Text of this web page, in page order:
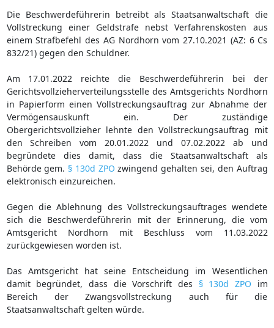
Die Beschwerdeführerin betreibt als Staatsanwaltschaft die
Vollstreckung einer Geldstrafe nebst Verfahrenskosten aus
einem Strafbefehl des AG Nordhorn vom 27.10.2021 (AZ: 6 Cs
832/21) gegen den Schuldner.
Am 17.01.2022 reichte die Beschwerdeführerin bei der
Gerichtsvollzieherverteilungsstelle des Amtsgerichts Nordhorn
in Papierform einen Vollstreckungsauftrag zur Abnahme der
Vermögensauskunft ein. Der zuständige
Obergerichtsvollzieher lehnte den Vollstreckungsauftrag mit
den Schreiben vom 20.01.2022 und 07.02.2022 ab und
begründete dies damit, dass die Staatsanwaltschaft als
Behörde gem. § 130d ZPO zwingend gehalten sei, den Auftrag
elektronisch einzureichen.
Gegen die Ablehnung des Vollstreckungsauftrages wendete
sich die Beschwerdeführerin mit der Erinnerung, die vom
Amtsgericht Nordhorn mit Beschluss vom 11.03.2022
zurückgewiesen worden ist.
Das Amtsgericht hat seine Entscheidung im Wesentlichen
damit begründet, dass die Vorschrift des § 130d ZPO im
Bereich der Zwangsvollstreckung auch für die
Staatsanwaltschaft gelten würde.